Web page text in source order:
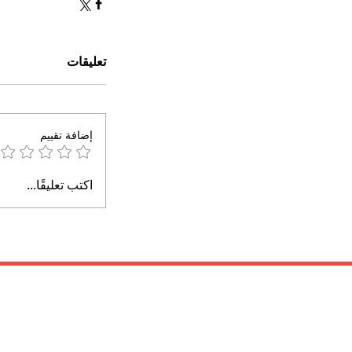
تعليقات
إضافة تقييم
اكتب تعليقًا...